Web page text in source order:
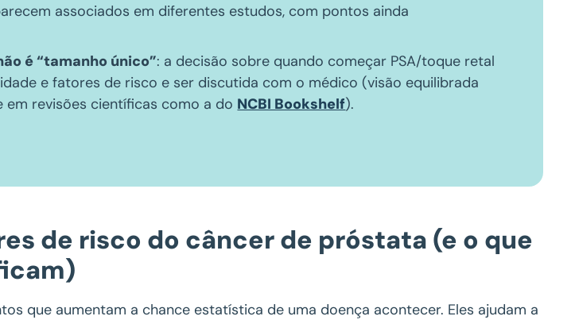
associados em diferentes estudos, com pontos ainda
é “tamanho único”: a decisão sobre quando começar PSA/toque retal
e fatores de risco e ser discutida com o médico (visão equilibrada
em revisões científicas como a do NCBI Bookshelf).
de risco do câncer de próstata (e o que
que aumentam a chance estatística de uma doença acontecer. Eles ajudam a